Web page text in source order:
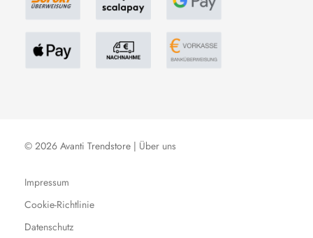
© 2026 Avanti Trendstore | Über uns
Impressum
Cookie-Richtlinie
Datenschutz